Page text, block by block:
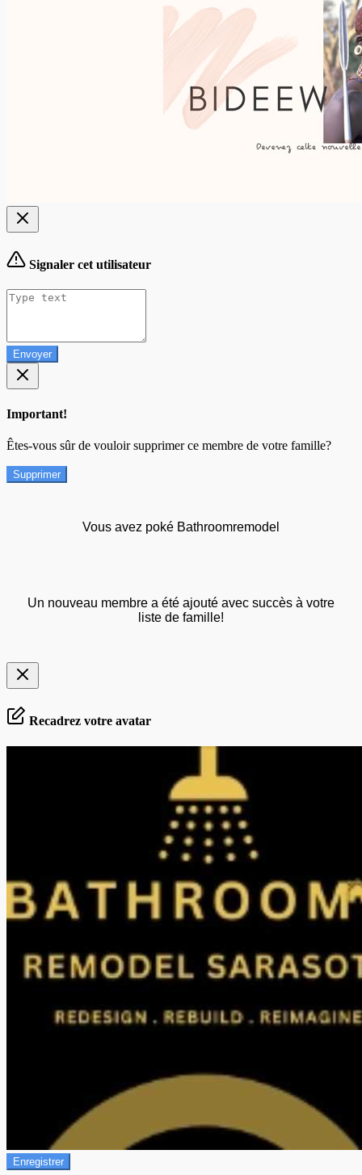
Signaler cet utilisateur
Envoyer
Important!
Êtes-vous sûr de vouloir supprimer ce membre de votre famille?
Supprimer
Vous avez poké Bathroomremodel
Un nouveau membre a été ajouté avec succès à votre
liste de famille!
Recadrez votre avatar
Enregistrer